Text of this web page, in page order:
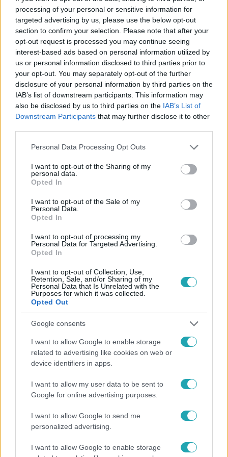
processing of your personal or sensitive information for
targeted advertising by us, please use the below opt-out
section to confirm your selection. Please note that after your
opt-out request is processed you may continue seeing
interest-based ads based on personal information utilized by
us or personal information disclosed to third parties prior to
your opt-out. You may separately opt-out of the further
disclosure of your personal information by third parties on the
IAB’s list of downstream participants. This information may
also be disclosed by us to third parties on the IAB’s List of
Downstream Participants that may further disclose it to other
Please note that this website/app uses one or more Google
not limited to your visit or usage behaviour. You may click to
grant or deny consent to Google and its third-party tags to
use your data for below specified purposes in below Google
consent section.
Personal Data Processing Opt Outs
I want to opt-out of the Sharing of my
personal data.
Opted In
I want to opt-out of the Sale of my
Personal Data.
Opted In
I want to opt-out of processing my
Personal Data for Targeted Advertising.
Opted In
I want to opt-out of Collection, Use,
Retention, Sale, and/or Sharing of my
Personal Data that Is Unrelated with the
Purposes for which it was collected.
Opted Out
Google consents
I want to allow Google to enable storage
related to advertising like cookies on web or
device identifiers in apps.
I want to allow my user data to be sent to
Google for online advertising purposes.
I want to allow Google to send me
personalized advertising.
I want to allow Google to enable storage
Kövess minket, és értesülj a friss hírekről a
Facebookon is!
RTL HÍRESSÉGEK SZTÁRBOX
Népszerű